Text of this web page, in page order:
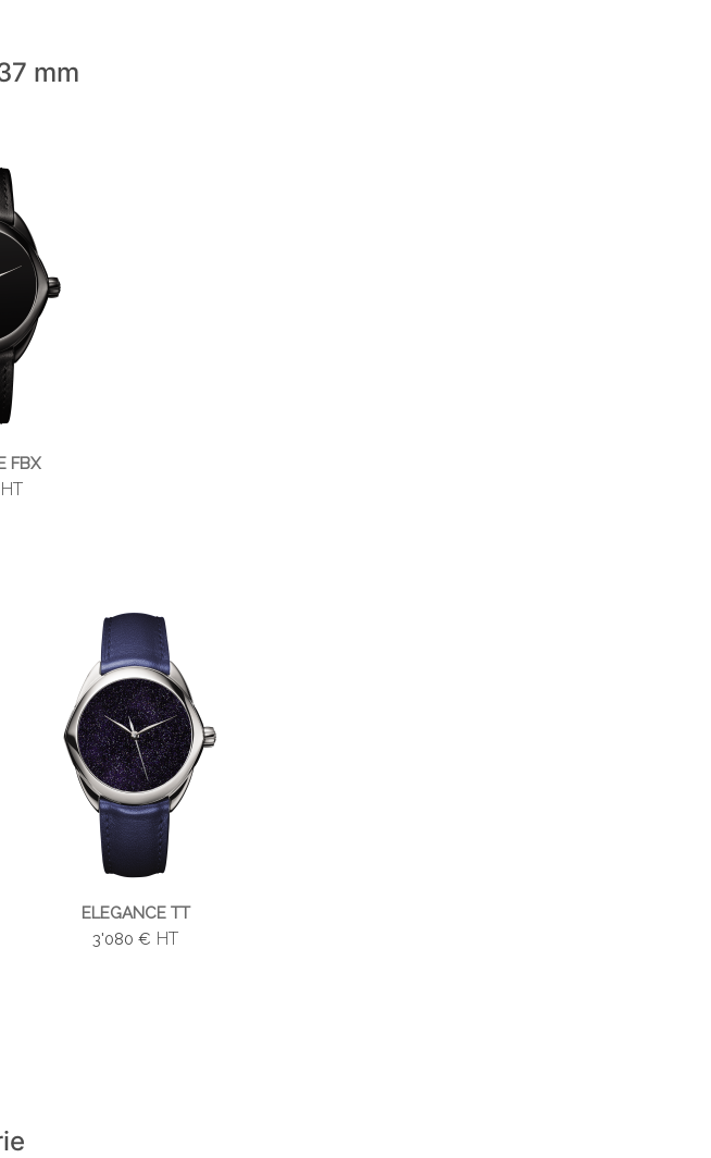
mm
FBX
HT
ELEGANCE TT
3'080 € HT